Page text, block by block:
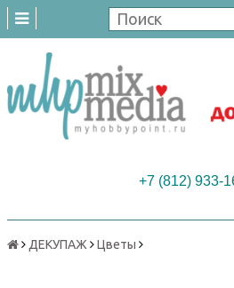
+7 (812) 933-
ДЕКУПАЖ Цветы